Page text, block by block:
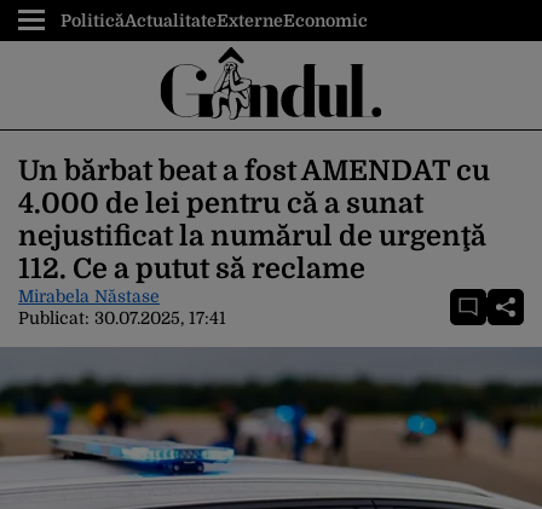
PoliticăActualitateExterneEconomic
Un bărbat beat a fost AMENDAT cu
4.000 de lei pentru că a sunat
nejustificat la numărul de urgenţă
112. Ce a putut să reclame
Mirabela Năstase
Publicat: 30.07.2025, 17:41